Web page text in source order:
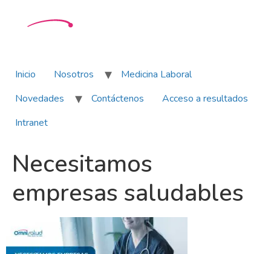
Inicio Nosotros
Medicina Laboral
Novedades
Contáctenos
Acceso a resultados
Intranet
Necesitamos
empresas saludables